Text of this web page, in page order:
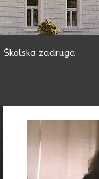
Školska zadruga